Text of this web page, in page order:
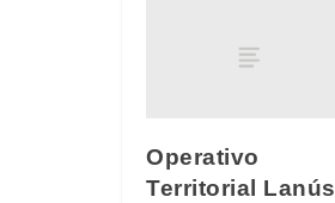
Operativo
Territorial Lanús